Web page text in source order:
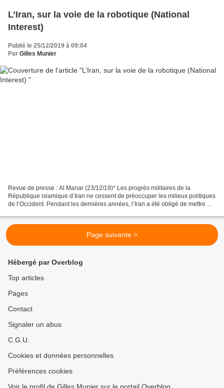
L’Iran, sur la voie de la robotique (National
Interest)
Publié le 25/12/2019 à 09:04
Par Gilles Munier
Revue de presse : Al Manar (23/12/19)* Les progrès militaires de la
République islamique d’Iran ne cessent de préoccuper les milieux politiques
de l’Occident. Pendant les dernières années, l’Iran a été obligé de mettre en
Page suivante >
Hébergé par Overblog
Top articles
Pages
Contact
Signaler un abus
C.G.U.
Cookies et données personnelles
Préférences cookies